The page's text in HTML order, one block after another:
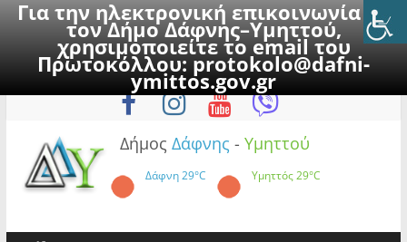
Για την ηλεκτρονική επικοινωνία με
τον Δήμο Δάφνης–Υμηττού,
χρησιμοποιείτε το email του
Πρωτοκόλλου:protokolo@dafni-
ymittos.gov.gr
to
Κυριακή, 9 Αυγούστου 2026
Δήμος Δάφνης - Υμηττού
Δάφνη29°C Υμηττός29°C